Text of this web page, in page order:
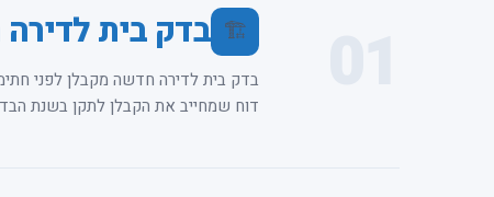
🏗️ בדק בית
בדק בית לדירה חדשה מקבלן לפני
דוח שמחייב את הקבלן לתקן בשנת